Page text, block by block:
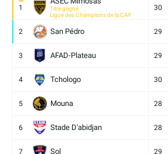
1
Titre gagné
Ligue des Champions de la CAF
30
2 San Pédro 29
3 AFAD-Plateau 29
4 Tchologo 30
5 Mouna 28
6 Stade D'abidjan 28
7 Sol 29